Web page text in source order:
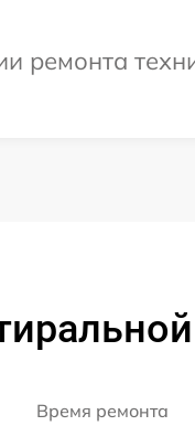
ремонта
Время ремонта